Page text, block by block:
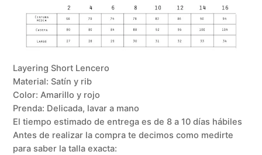
Layering Short Lencero
Material: Satín y rib
Color: Amarillo y rojo
Prenda: Delicada, lavar a mano
El tiempo estimado de entrega es de 8 a 10 días hábiles
Antes de realizar la compra te decimos como medirte
para saber la talla exacta: